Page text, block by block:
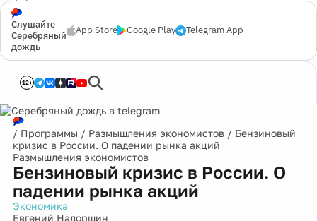
Слушайте
Серебряный
дождь
App Store Google Play Telegram App
12+
/ Программы / Размышления экономистов / Бензиновый
кризис в России. О падении рынка акций
Размышления экономистов
Бензиновый кризис в России. О
падении рынка акций
Экономика
Евгений Надоршин